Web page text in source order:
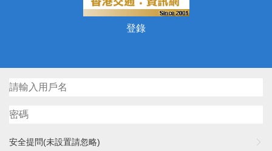
登錄
安全提問(未設置請忽略)